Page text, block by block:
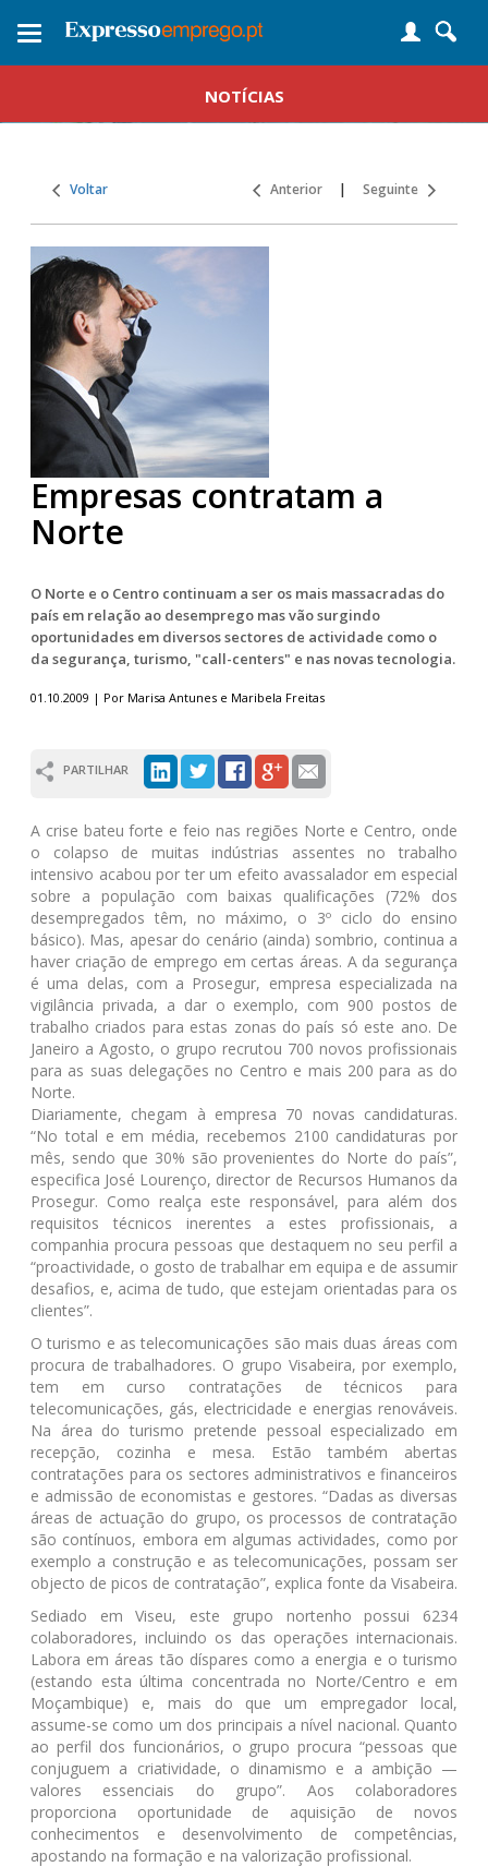
Toggle
NOTÍCIAS
Voltar Anterior | Seguinte
Empresas contratam a
Norte
O Norte e o Centro continuam a ser os mais massacradas do
país em relação ao desemprego mas vão surgindo
oportunidades em diversos sectores de actividade como o
da segurança, turismo, "call-centers" e nas novas tecnologia.
01.10.2009 | Por Marisa Antunes e Maribela Freitas
PARTILHAR
A crise bateu forte e feio nas regiões Norte e Centro, onde
o colapso de muitas indústrias assentes no trabalho
intensivo acabou por ter um efeito avassalador em especial
sobre a população com baixas qualificações (72% dos
desempregados têm, no máximo, o 3º ciclo do ensino
básico). Mas, apesar do cenário (ainda) sombrio, continua a
haver criação de emprego em certas áreas. A da segurança
é uma delas, com a Prosegur, empresa especializada na
vigilância privada, a dar o exemplo, com 900 postos de
trabalho criados para estas zonas do país só este ano. De
Janeiro a Agosto, o grupo recrutou 700 novos profissionais
para as suas delegações no Centro e mais 200 para as do
Norte.
Diariamente, chegam à empresa 70 novas candidaturas.
“No total e em média, recebemos 2100 candidaturas por
mês, sendo que 30% são provenientes do Norte do país”,
especifica José Lourenço, director de Recursos Humanos da
Prosegur. Como realça este responsável, para além dos
requisitos técnicos inerentes a estes profissionais, a
companhia procura pessoas que destaquem no seu perfil a
“proactividade, o gosto de trabalhar em equipa e de assumir
desafios, e, acima de tudo, que estejam orientadas para os
clientes”.
O turismo e as telecomunicações são mais duas áreas com
procura de trabalhadores. O grupo Visabeira, por exemplo,
tem em curso contratações de técnicos para
telecomunicações, gás, electricidade e energias renováveis.
Na área do turismo pretende pessoal especializado em
recepção, cozinha e mesa. Estão também abertas
contratações para os sectores administrativos e financeiros
e admissão de economistas e gestores. “Dadas as diversas
áreas de actuação do grupo, os processos de contratação
são contínuos, embora em algumas actividades, como por
exemplo a construção e as telecomunicações, possam ser
objecto de picos de contratação”, explica fonte da Visabeira.
Sediado em Viseu, este grupo nortenho possui 6234
colaboradores, incluindo os das operações internacionais.
Labora em áreas tão díspares como a energia e o turismo
(estando esta última concentrada no Norte/Centro e em
Moçambique) e, mais do que um empregador local,
assume-se como um dos principais a nível nacional. Quanto
ao perfil dos funcionários, o grupo procura “pessoas que
conjuguem a criatividade, o dinamismo e a ambição —
valores essenciais do grupo”. Aos colaboradores
proporciona oportunidade de aquisição de novos
conhecimentos e desenvolvimento de competências,
apostando na formação e na valorização profissional.